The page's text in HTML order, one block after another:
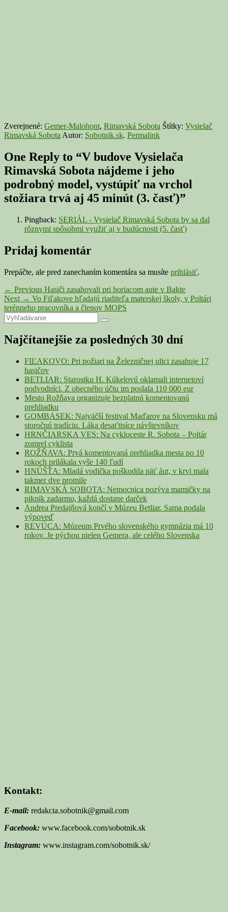
Zverejnené: Gemer-Malohont, Rimavská Sobota Štítky: Vysielač
Rimavská Sobota Autor: Sobotnik.sk. Permalink
One Reply to “V budove Vysielača
Rimavská Sobota nájdeme i jeho
podrobný model, vystúpiť na vrchol
stožiara trvá aj 45 minút (3. časť)”
Pingback: SERIÁL - Vysielač Rimavská Sobota by sa dal
rôznymi spôsobmi využiť aj v budúcnosti (5. časť)
Pridaj komentár
Prepáčte, ale pred zanechaním komentára sa musíte prihlásiť.
Navigácia
v
článku
← Previous Previous
post:
Hasiči zasahovali pri horiacom aute v Bakte
Next → Next
post:
Vo Fiľakove hľadajú riaditeľa materskej školy, v Poltári
terénneho pracovníka a členov MOPS
Primary
Sidebar
Widget
Area
Search
for:
Search
Najčítanejšie za posledných 30 dní
FIĽAKOVO: Pri požiari na Železničnej ulici zasahuje 17
hasičov
BETLIAR: Starostku H. Kúkelovú oklamali internetoví
podvodníci. Z obecného účtu im poslala 110 000 eur
Mesto Rožňava organizuje bezplatnú komentovanú
prehliadku
GOMBASEK: Najväčší festival Maďarov na Slovensku má
storočnú tradíciu. Láka desaťtisíce návštevníkov
HRNČIARSKA VES: Na cykloceste R. Sobota – Poltár
zomrel cyklista
ROŽŇAVA: Prvá komentovaná prehliadka mesta po 10
rokoch prilákala vyše 140 ľudí
HNÚŠŤA: Mladá vodička poškodila päť áut, v krvi mala
takmer dve promile
RIMAVSKÁ SOBOTA: Nemocnica pozýva mamičky na
piknik zadarmo, každá dostane darček
Andrea Predajňová končí v Múzeu Betliar. Sama podala
výpoveď
REVÚCA: Múzeum Prvého slovenského gymnázia má 10
rokov. Je pýchou nielen Gemera, ale celého Slovenska
Kontakt:
E-mail: redakcia.sobotnik@gmail.com
Facebook: www.facebook.com/sobotnik.sk
Instagram: www.instagram.com/sobotnik.sk/